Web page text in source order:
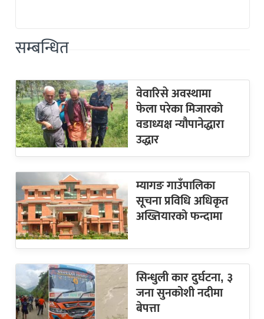
सम्बन्धित
वेवारिसे अवस्थामा
फेला परेका मिजारको
वडाध्यक्ष न्यौपानेद्धारा
उद्धार
म्यागङ गाउँपालिका
सूचना प्रविधि अधिकृत
अख्तियारको फन्दामा
सिन्धुली कार दुर्घटना, ३
जना सुनकोशी नदीमा
बेपत्ता